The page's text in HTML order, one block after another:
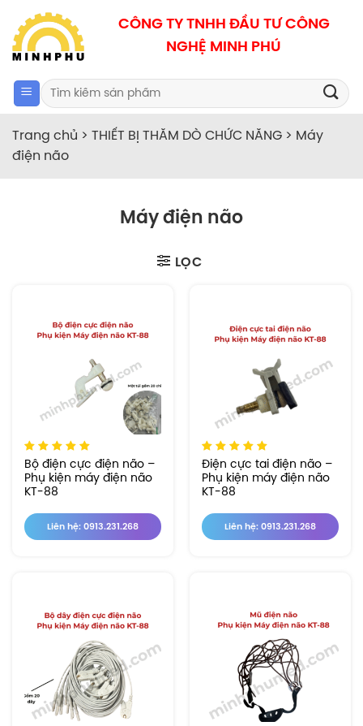
qua
nội
CÔNG TY TNHH ĐẦU TƯ CÔNG
NGHỆ MINH PHÚ
Search
for:
Trang chủ > THIẾT BỊ THĂM DÒ CHỨC NĂNG > Máy
điện não
Máy điện não
LỌC
Bộ điện cực điện não –
Phụ kiện máy điện não
KT-88
Liên hệ: 0913.231.268
Điện cực tai điện não –
Phụ kiện máy điện não
KT-88
Liên hệ: 0913.231.268